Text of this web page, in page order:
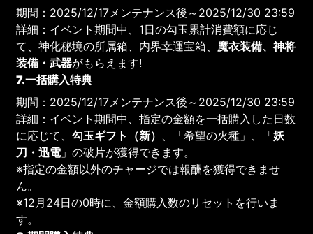
期間：2025/12/17メンテナンス後～2025/12/30 23:59
詳細：イベント期間中、1日の勾玉累計消費額に応じ
て、神化秘境の所属箱、内界幸運宝箱、 魔衣装備、神将
装備・武器がもらえます!
7.一括購入特典
期間：2025/12/17メンテナンス後～2025/12/30 23:59
詳細：イベント期間中、指定の金額を一括購入した日数
に応じて、勾玉ギフト（新） 、「希望の火種」、「妖
刀・迅電」の破片が獲得できます。
※指定の金額以外のチャージでは報酬を獲得できませ
ん。
※12月24日の0時に、金額購入数のリセットを行いま
す。